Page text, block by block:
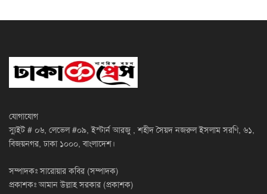
যোগাযোগ
স্যুইট # ০৬, লেভেল #০৯, ইস্টার্ন আরজু , শহীদ সৈয়দ নজরুল ইসলাম সরণি, ৬১,
বিজয়নগর, ঢাকা ১০০০, বাংলাদেশ।
সম্পাদকঃ সারোয়ার কবির (সম্পাদক)
প্রকাশকঃ আমান উল্লাহ সরকার (প্রকাশক)